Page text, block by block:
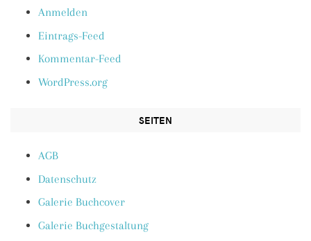
Anmelden
Eintrags-Feed
Kommentar-Feed
WordPress.org
SEITEN
AGB
Datenschutz
Galerie Buchcover
Galerie Buchgestaltung